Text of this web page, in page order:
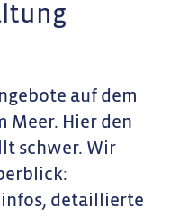
auf dem
Meer. Hier den
schwer. Wir
detaillierte